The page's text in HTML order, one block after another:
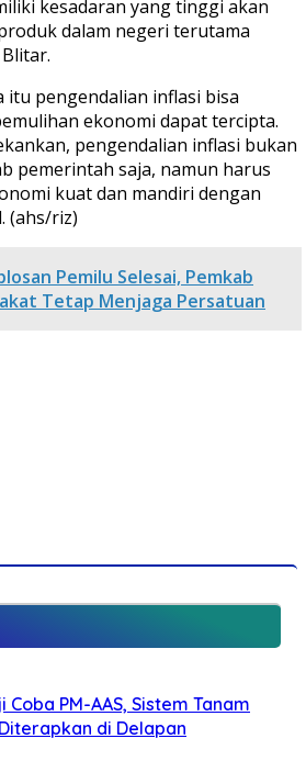
kesadaran yang tinggi akan
dalam negeri terutama
itu pengendalian inflasi bisa
ekonomi dapat tercipta.
pengendalian inflasi bukan
pemerintah saja, namun harus
kuat dan mandiri dengan
(ahs/riz)
Pemilu Selesai, Pemkab
Tetap Menjaga Persatuan
PM-AAS, Sistem Tanam
di Delapan